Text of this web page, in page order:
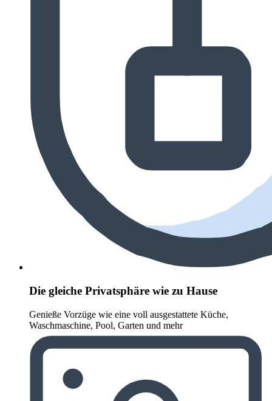
Die gleiche Privatsphäre wie zu Hause
Genieße Vorzüge wie eine voll ausgestattete Küche,
Waschmaschine, Pool, Garten und mehr